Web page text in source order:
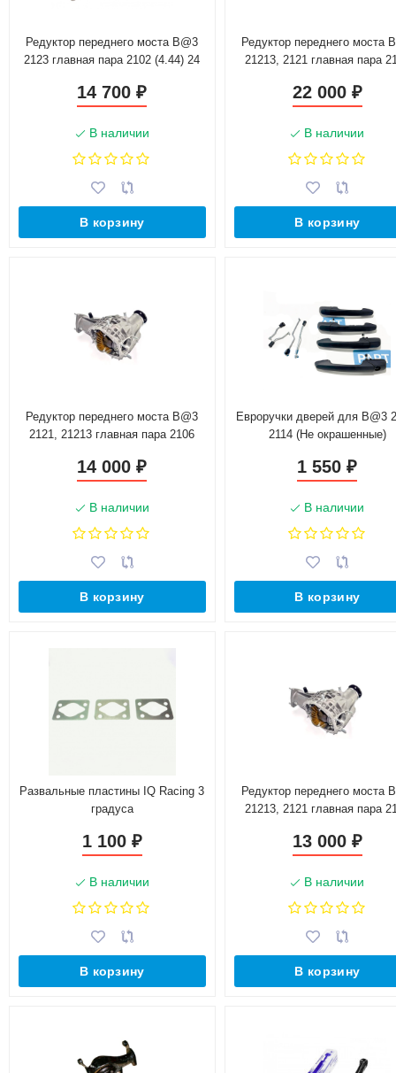
Редуктор переднего моста B@3
2123 главная пара 2102 (4.44) 24
14 700₽
В наличии
В корзину
Редуктор переднего моста
21213, 2121 главная пара
22 000 ₽
В наличии
В корзину
Редуктор переднего моста B@3
2121, 21213 главная пара 2106
14 000₽
В наличии
В корзину
Евроручки дверей для B@3
2114 (Не окрашенные)
1 550₽
В наличии
В корзину
Развальные пластины IQ Racing 3
градуса
1 100 ₽
В наличии
В корзину
Редуктор переднего моста
21213, 2121 главная пара
13 000 ₽
В наличии
В корзину